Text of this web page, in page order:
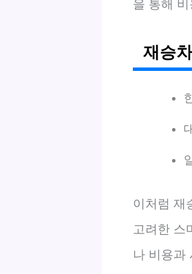
을 통해
재승
이처럼 재
고려한 스
나 비용과